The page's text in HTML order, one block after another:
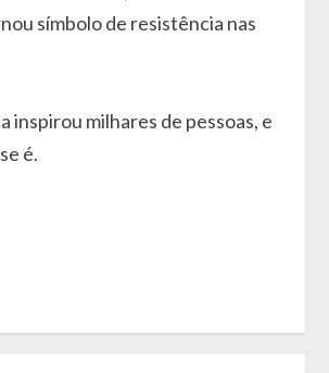
símbolo de resistência nas
milhares de pessoas, e
é.